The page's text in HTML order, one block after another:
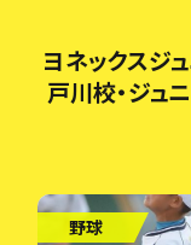
ヨネックスジ
戸川校・ジュ
野球